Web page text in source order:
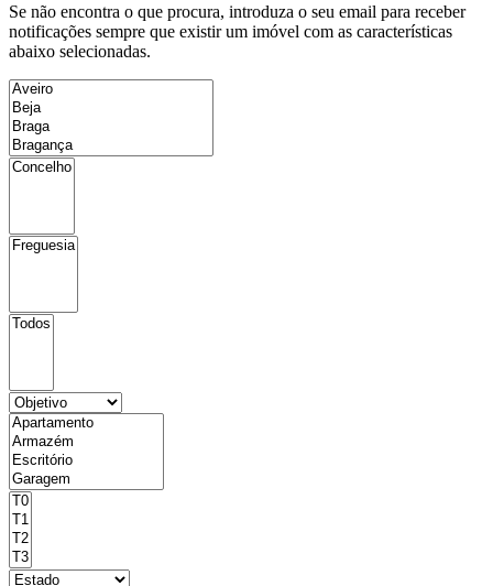
Se não encontra o que procura, introduza o seu email para receber
notificações sempre que existir um imóvel com as características
abaixo selecionadas.